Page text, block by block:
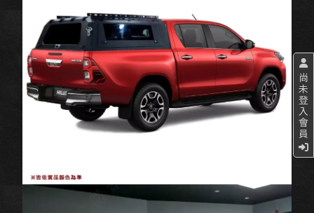
尚
未
登
入
會
員